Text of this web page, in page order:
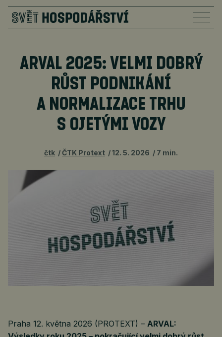
ARVAL 2025: VELMI DOBRÝ
RŮST PODNIKÁNÍ
A NORMALIZACE TRHU
S OJETÝMI VOZY
čtk ČTK Protext 12. 5. 2026 7 min.
Praha 12. května 2026 (PROTEXT) – ARVAL: